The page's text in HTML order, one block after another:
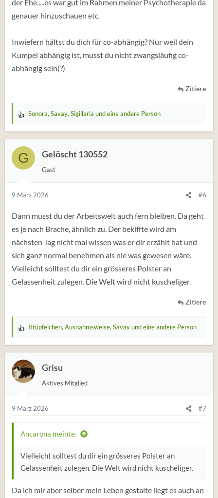
der Ehe.....es war gut im Rahmen meiner Psychotherapie da
genauer hinzuschauen etc.
Inwiefern hältst du dich für co-abhängig? Nur weil dein
Kumpel abhängig ist, musst du nicht zwangsläufig co-
abhängig sein(?)
Zitiere
W
r
t
u
n
e
n
:
Sonora, Savay, Sigillaria und eine andere Person
G Gelöscht 130552
Gast
9 März 2026 #6
Dann musst du der Arbeitswelt auch fern bleiben. Da geht
es je nach Brache, ähnlich zu. Der bekiffte wird am
nächsten Tag nicht mal wissen was er dir erzählt hat und
sich ganz normal benehmen als nie was gewesen wäre.
Vielleicht solltest du dir ein grösseres Polster an
Gelassenheit zulegen. Die Welt wird nicht kuscheliger.
Zitiere
W
r
t
u
n
e
n
Ittüpfelchen, Ausnahmsweise, Savayund eine andere Person
Grisu
Aktives Mitglied
9 März 2026 #7
Ancarona meinte:
Vielleicht solltest du dir ein grösseres Polster an
Gelassenheit zulegen. Die Welt wird nicht kuscheliger.
Da ich mir aber selber mein Leben gestalte liegt es auch an